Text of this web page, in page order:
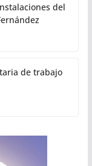
del
de trabajo